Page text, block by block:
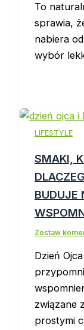
To
sprawia,
nabiera
wybór
LIFESTYLE
SMAKI,
BUDUJE
Zostaw
Dzień
związane
prostymi